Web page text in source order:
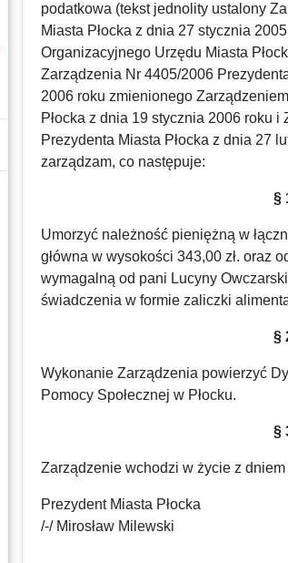
podatkowa (tekst jednolity ustalony
Miasta Płocka z dnia 27 stycznia
Organizacyjnego Urzędu Miasta
Zarządzenia Nr 4405/2006
2006 roku zmienionego
Płocka z dnia 19 stycznia 2006 roku
Prezydenta Miasta Płocka z dnia 27
zarządzam, co następuje:
§
Umorzyć należność pieniężną w
główna w wysokości 343,00 zł. oraz
wymagalną od pani Lucyny
świadczenia w formie zaliczki
§
Wykonanie Zarządzenia powierzyć
Pomocy Społecznej w Płocku.
§
Zarządzenie wchodzi w życie z
Prezydent Miasta Płocka
/-/ Mirosław Milewski